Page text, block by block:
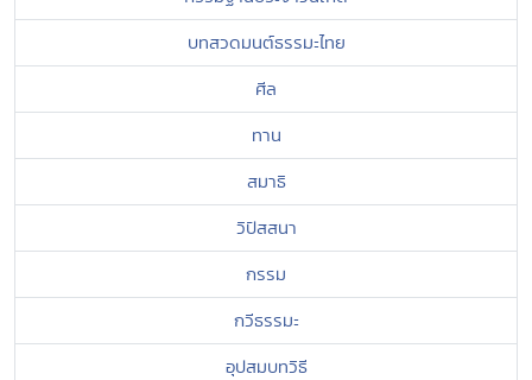
บทสวดมนต์ธรรมะไทย
ศีล
ทาน
สมาธิ
วิปัสสนา
กรรม
กวีธรรมะ
อุปสมบทวิธี